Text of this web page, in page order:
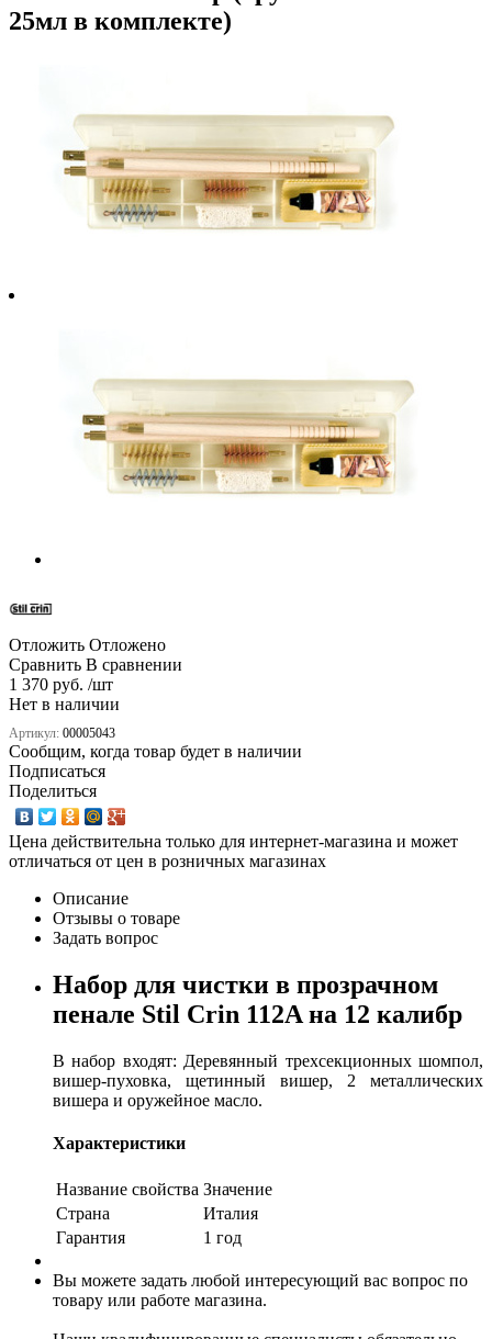
25мл в комплекте)
Отложить Отложено
Сравнить В сравнении
1 370 руб. /шт
Нет в наличии
Артикул: 00005043
Сообщим, когда товар будет в наличии
Подписаться
Поделиться
Цена действительна только для интернет-магазина и может
отличаться от цен в розничных магазинах
Описание
Отзывы о товаре
Задать вопрос
Набор для чистки в прозрачном
пенале Stil Crin 112A на 12 калибр
В набор входят: Деревянный трехсекционных шомпол,
вишер-пуховка, щетинный вишер, 2 металлических
вишера и оружейное масло.
Характеристики
Название свойства Значение
Страна
Италия
Гарантия
1 год
Вы можете задать любой интересующий вас вопрос по
товару или работе магазина.